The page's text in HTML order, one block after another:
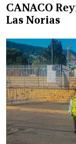
CANACO
Las Norias